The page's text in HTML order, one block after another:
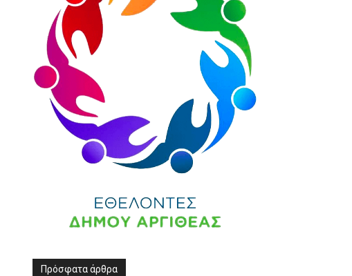
Πρόσφατα άρθρα